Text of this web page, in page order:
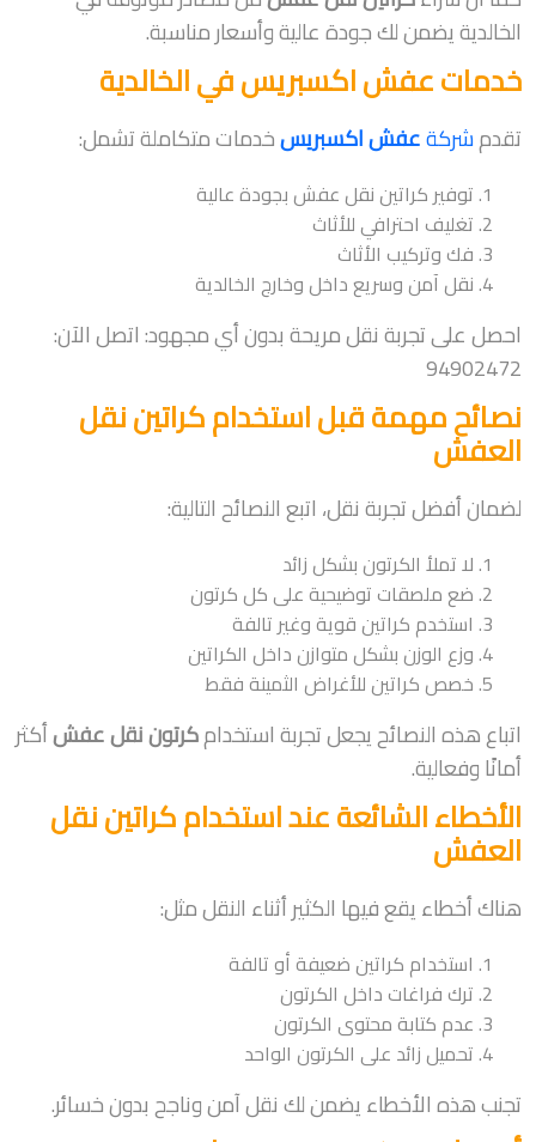
الخالدية يضمن لك جودة عالية وأسعار مناسبة.
خدمات عفش اكسبريس في الخالدية
تقدمشركةعفش اكسبريسخدمات متكاملة تشمل:
توفير كراتين نقل عفش بجودة عالية
تغليف احترافي للأثاث
فك وتركيب الأثاث
نقل آمن وسريع داخل وخارج الخالدية
احصل على تجربة نقل مريحة بدون أي مجهود: اتصل الآن:
94902472
نصائح مهمة قبل استخدام كراتين نقل
العفش
لضمان أفضل تجربة نقل، اتبع النصائح التالية:
لا تملأ الكرتون بشكل زائد
ضع ملصقات توضيحية على كل كرتون
استخدم كراتين قوية وغير تالفة
وزع الوزن بشكل متوازن داخل الكراتين
خصص كراتين للأغراض الثمينة فقط
اتباع هذه النصائح يجعل تجربة استخدامكرتون نقل عفشأكثر
أمانًا وفعالية.
الأخطاء الشائعة عند استخدام كراتين نقل
العفش
هناك أخطاء يقع فيها الكثير أثناء النقل مثل:
استخدام كراتين ضعيفة أو تالفة
ترك فراغات داخل الكرتون
عدم كتابة محتوى الكرتون
تحميل زائد على الكرتون الواحد
تجنب هذه الأخطاء يضمن لك نقل آمن وناجح بدون خسائر.